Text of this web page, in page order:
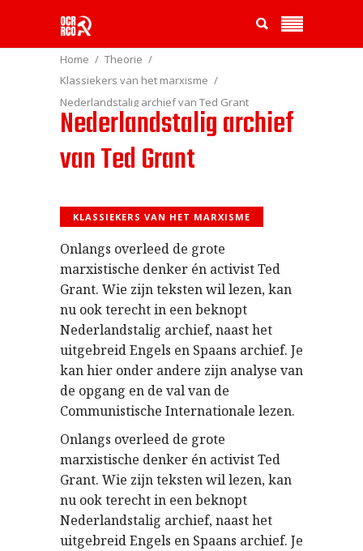
Home
Theorie
Klassiekers van het marxisme
Nederlandstalig archief van Ted Grant
Nederlandstalig archief
van Ted Grant
KLASSIEKERS VAN HET MARXISME
Onlangs overleed de grote
marxistische denker én activist Ted
Grant. Wie zijn teksten wil lezen, kan
nu ook terecht in een beknopt
Nederlandstalig archief, naast het
uitgebreid Engels en Spaans archief. Je
kan hier onder andere zijn analyse van
de opgang en de val van de
Communistische Internationale lezen.
Onlangs overleed de grote
marxistische denker én activist Ted
Grant. Wie zijn teksten wil lezen, kan
nu ook terecht in een beknopt
Nederlandstalig archief, naast het
uitgebreid Engels en Spaans archief. Je